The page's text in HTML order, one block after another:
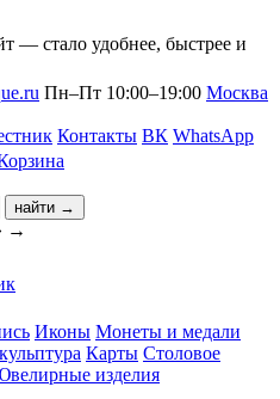
— стало удобнее, быстрее и
Пн–Пт 10:00–19:00 Москва
Контакты ВК WhatsApp
найти →
→
Иконы Монеты и медали
Карты Столовое
изделия